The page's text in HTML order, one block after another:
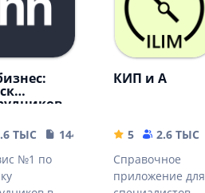
ТЫС
144.84 MB
№1 по
КИП и А
5 2.6 ТЫС
Справочное
приложение для